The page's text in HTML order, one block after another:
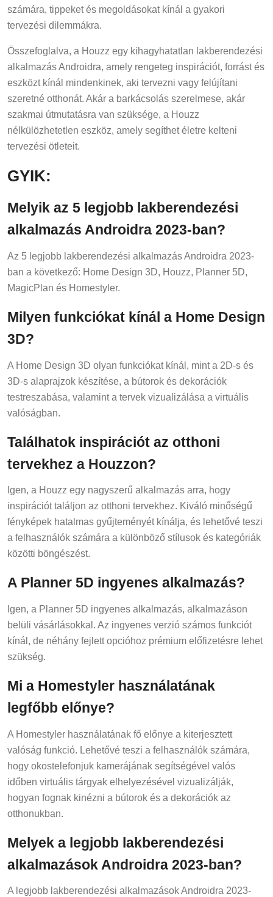
számára, tippeket és megoldásokat kínál a gyakori
tervezési dilemmákra.
Összefoglalva, a Houzz egy kihagyhatatlan lakberendezési
alkalmazás Androidra, amely rengeteg inspirációt, forrást és
eszközt kínál mindenkinek, aki tervezni vagy felújítani
szeretné otthonát. Akár a barkácsolás szerelmese, akár
szakmai útmutatásra van szüksége, a Houzz
nélkülözhetetlen eszköz, amely segíthet életre kelteni
tervezési ötleteit.
GYIK:
Melyik az 5 legjobb lakberendezési
alkalmazás Androidra 2023-ban?
Az 5 legjobb lakberendezési alkalmazás Androidra 2023-
ban a következő: Home Design 3D, Houzz, Planner 5D,
MagicPlan és Homestyler.
Milyen funkciókat kínál a Home Design
3D?
A Home Design 3D olyan funkciókat kínál, mint a 2D-s és
3D-s alaprajzok készítése, a bútorok és dekorációk
testreszabása, valamint a tervek vizualizálása a virtuális
valóságban.
Találhatok inspirációt az otthoni
tervekhez a Houzzon?
Igen, a Houzz egy nagyszerű alkalmazás arra, hogy
inspirációt találjon az otthoni tervekhez. Kiváló minőségű
fényképek hatalmas gyűjteményét kínálja, és lehetővé teszi
a felhasználók számára a különböző stílusok és kategóriák
közötti böngészést.
A Planner 5D ingyenes alkalmazás?
Igen, a Planner 5D ingyenes alkalmazás, alkalmazáson
belüli vásárlásokkal. Az ingyenes verzió számos funkciót
kínál, de néhány fejlett opcióhoz prémium előfizetésre lehet
szükség.
Mi a Homestyler használatának
legfőbb előnye?
A Homestyler használatának fő előnye a kiterjesztett
valóság funkció. Lehetővé teszi a felhasználók számára,
hogy okostelefonjuk kamerájának segítségével valós
időben virtuális tárgyak elhelyezésével vizualizálják,
hogyan fognak kinézni a bútorok és a dekorációk az
otthonukban.
Melyek a legjobb lakberendezési
alkalmazások Androidra 2023-ban?
A legjobb lakberendezési alkalmazások Androidra 2023-